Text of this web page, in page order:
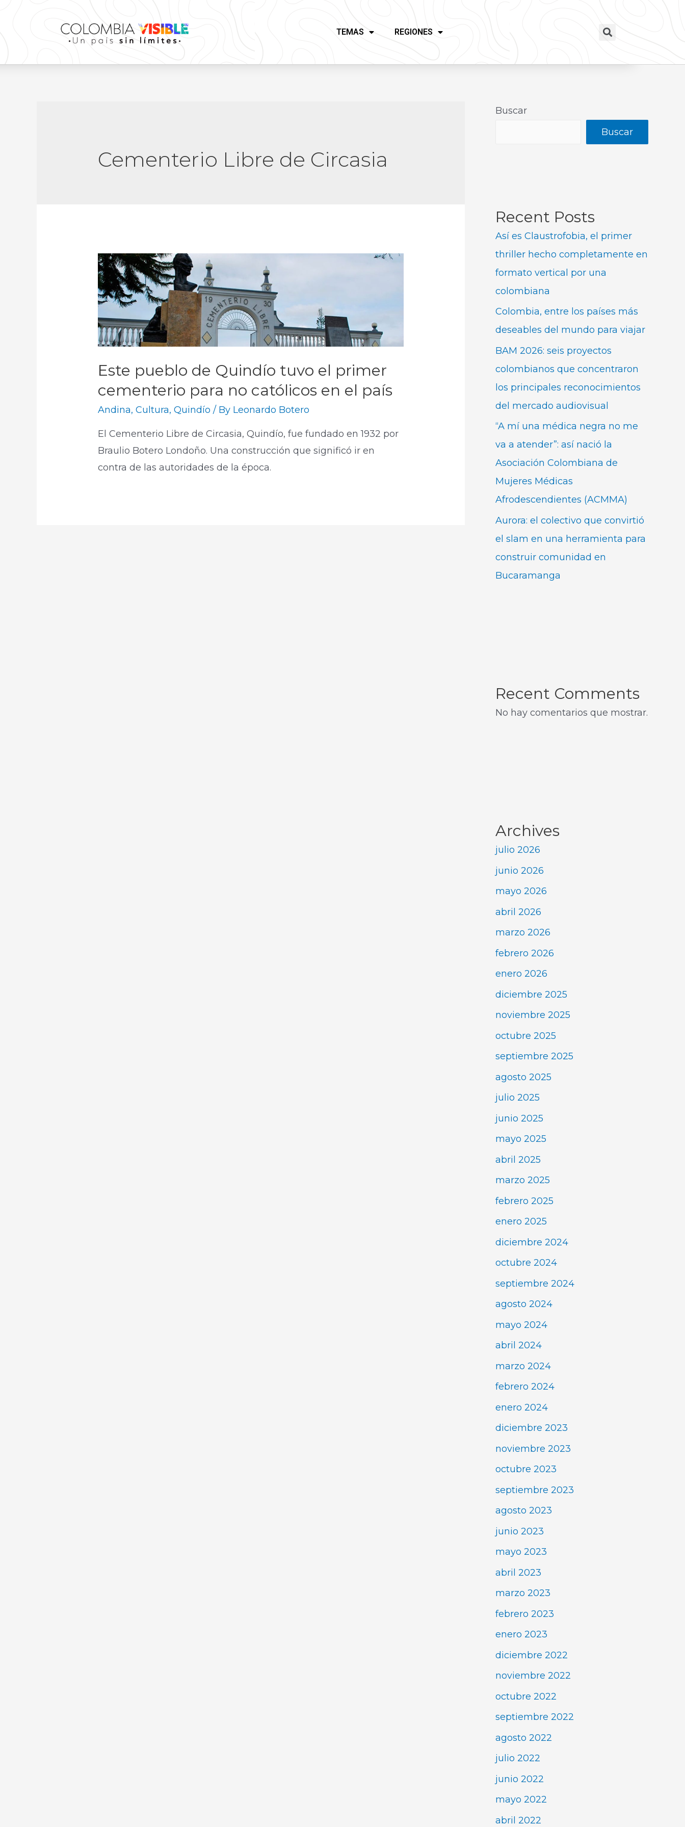
TEMAS REGIONES
Cementerio Libre de Circasia
Este pueblo de Quindío tuvo el primer
cementerio para no católicos en el país
Andina,Cultura,Quindío / By Leonardo Botero
El Cementerio Libre de Circasia, Quindío, fue fundado en 1932 por
Braulio Botero Londoño. Una construcción que significó ir en
contra de las autoridades de la época.
Buscar
Buscar
Recent Posts
Así es Claustrofobia, el primer
thriller hecho completamente en
formato vertical por una
colombiana
Colombia, entre los países más
deseables del mundo para viajar
BAM 2026: seis proyectos
colombianos que concentraron
los principales reconocimientos
del mercado audiovisual
“A mí una médica negra no me
va a atender”: así nació la
Asociación Colombiana de
Mujeres Médicas
Afrodescendientes (ACMMA)
Aurora: el colectivo que convirtió
el slam en una herramienta para
construir comunidad en
Bucaramanga
Recent Comments
No hay comentarios que mostrar.
Archives
julio 2026
junio 2026
mayo 2026
abril 2026
marzo 2026
febrero 2026
enero 2026
diciembre 2025
noviembre 2025
octubre 2025
septiembre 2025
agosto 2025
julio 2025
junio 2025
mayo 2025
abril 2025
marzo 2025
febrero 2025
enero 2025
diciembre 2024
octubre 2024
septiembre 2024
agosto 2024
mayo 2024
abril 2024
marzo 2024
febrero 2024
enero 2024
diciembre 2023
noviembre 2023
octubre 2023
septiembre 2023
agosto 2023
junio 2023
mayo 2023
abril 2023
marzo 2023
febrero 2023
enero 2023
diciembre 2022
noviembre 2022
octubre 2022
septiembre 2022
agosto 2022
julio 2022
junio 2022
mayo 2022
abril 2022